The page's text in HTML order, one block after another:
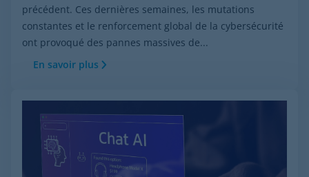
précédent. Ces dernières semaines, les mutations
constantes et le renforcement global de la cybersécurité
ont provoqué des pannes massives de...
En savoir plus